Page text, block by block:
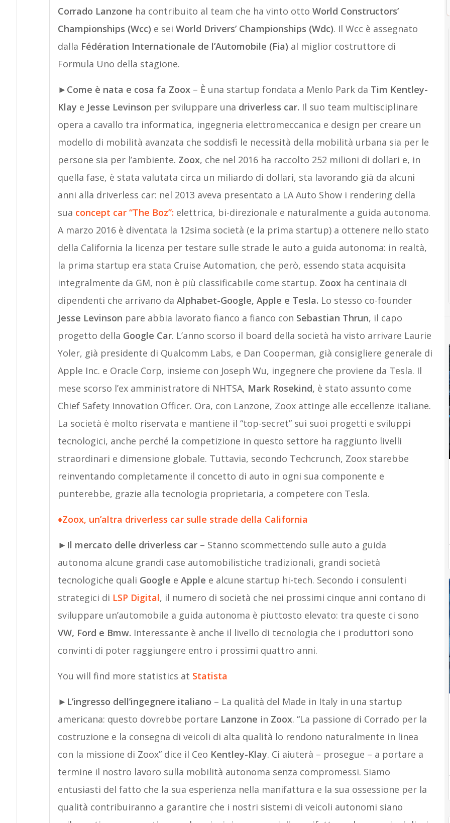
Corrado Lanzone ha contribuito al team che ha vinto otto World Constructors’
Championships (Wcc) e sei World Drivers’ Championships (Wdc). Il Wcc è assegnato
dalla Fédération Internationale de l’Automobile (Fia) al miglior costruttore di
Formula Uno della stagione.
► Come è nata e cosa fa Zoox – È una startup fondata a Menlo Park da Tim Kentley-
Klay e Jesse Levinson per sviluppare una driverless car. Il suo team multisciplinare
opera a cavallo tra informatica, ingegneria elettromeccanica e design per creare un
modello di mobilità avanzata che soddisfi le necessità della mobilità urbana sia per le
persone sia per l’ambiente. Zoox, che nel 2016 ha raccolto 252 milioni di dollari e, in
quella fase, è stata valutata circa un miliardo di dollari, sta lavorando già da alcuni
anni alla driverless car: nel 2013 aveva presentato a LA Auto Show i rendering della
sua concept car “The Boz”: elettrica, bi-direzionale e naturalmente a guida autonoma.
A marzo 2016 è diventata la 12sima società (e la prima startup) a ottenere nello stato
della California la licenza per testare sulle strade le auto a guida autonoma: in realtà,
la prima startup era stata Cruise Automation, che però, essendo stata acquisita
integralmente da GM, non è più classificabile come startup. Zoox ha centinaia di
dipendenti che arrivano da Alphabet-Google, Apple e Tesla. Lo stesso co-founder
Jesse Levinson pare abbia lavorato fianco a fianco con Sebastian Thrun, il capo
progetto della Google Car. L’anno scorso il board della società ha visto arrivare Laurie
Yoler, già presidente di Qualcomm Labs, e Dan Cooperman, già consigliere generale di
Apple Inc. e Oracle Corp, insieme con Joseph Wu, ingegnere che proviene da Tesla. Il
mese scorso l’ex amministratore di NHTSA, Mark Rosekind, è stato assunto come
Chief Safety Innovation Officer. Ora, con Lanzone, Zoox attinge alle eccellenze italiane.
La società è molto riservata e mantiene il “top-secret” sui suoi progetti e sviluppi
tecnologici, anche perché la competizione in questo settore ha raggiunto livelli
straordinari e dimensione globale. Tuttavia, secondo Techcrunch, Zoox starebbe
reinventando completamente il concetto di auto in ogni sua componente e
punterebbe, grazie alla tecnologia proprietaria, a competere con Tesla.
♦Zoox, un’altra driverless car sulle strade della California
► Il mercato delle driverless car– Stanno scommettendo sulle auto a guida
autonoma alcune grandi case automobilistiche tradizionali, grandi società
tecnologiche quali Google e Apple e alcune startup hi-tech. Secondo i consulenti
strategici di LSP Digital, il numero di società che nei prossimi cinque anni contano di
sviluppare un’automobile a guida autonoma è piuttosto elevato: tra queste ci sono
VW, Ford e Bmw. Interessante è anche il livello di tecnologia che i produttori sono
convinti di poter raggiungere entro i prossimi quattro anni.
You will find more statistics at Statista
► L’ingresso dell’ingegnere italiano – La qualità del Made in Italy in una startup
americana: questo dovrebbe portare Lanzone in Zoox. “La passione di Corrado per la
costruzione e la consegna di veicoli di alta qualità lo rendono naturalmente in linea
con la missione di Zoox” dice il Ceo Kentley-Klay. Ci aiuterà – prosegue – a portare a
termine il nostro lavoro sulla mobilità autonoma senza compromessi. Siamo
entusiasti del fatto che la sua esperienza nella manifattura e la sua ossessione per la
qualità contribuiranno a garantire che i nostri sistemi di veicoli autonomi siano